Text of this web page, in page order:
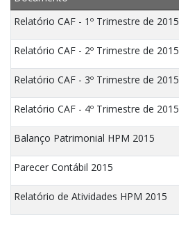
Relatório CAF - 1º Trimestre de 2015
Relatório CAF - 2º Trimestre de 2015
Relatório CAF - 3º Trimestre de 2015
Relatório CAF - 4º Trimestre de 2015
Balanço Patrimonial HPM 2015
Parecer Contábil 2015
Relatório de Atividades HPM 2015